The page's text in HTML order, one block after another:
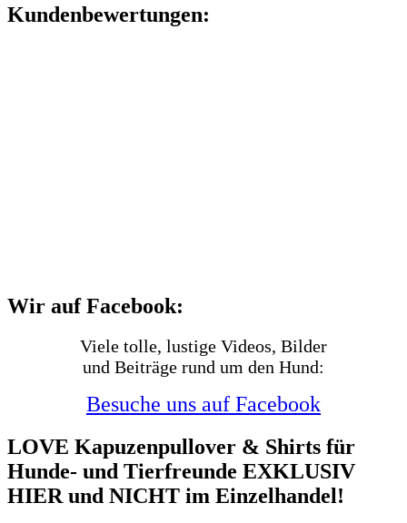
Kundenbewertungen:
Wir auf Facebook:
Viele tolle, lustige Videos, Bilder
und Beiträge rund um den Hund:
Besuche uns auf Facebook
LOVE Kapuzenpullover & Shirts für
Hunde- und Tierfreunde EXKLUSIV
HIER und NICHT im Einzelhandel!